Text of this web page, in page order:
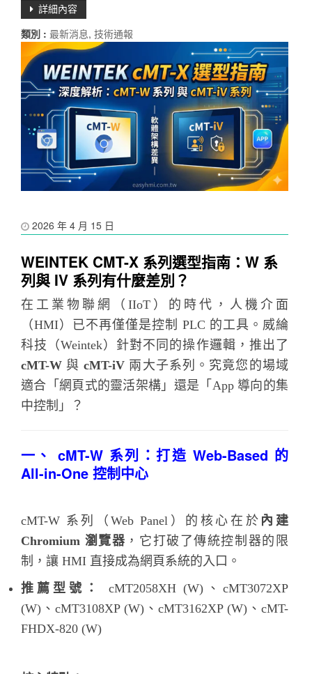
詳細內容
類別 : 最新消息, 技術通報
2026 年 4 月 15 日
WEINTEK CMT-X 系列選型指南：W 系
列與 IV 系列有什麼差別？
在工業物聯網（IIoT）的時代，人機介面
（HMI）已不再僅僅是控制 PLC 的工具。威綸
科技（Weintek）針對不同的操作邏輯，推出了
cMT-W 與cMT-iV 兩大子系列。究竟您的場域
適合「網頁式的靈活架構」還是「App 導向的集
中控制」？
一、 cMT-W 系列：打造 Web-Based 的
All-in-One 控制中心
cMT-W 系列（Web Panel）的核心在於 內建
Chromium 瀏覽器 ，它打破了傳統控制器的限
制，讓 HMI 直接成為網頁系統的入口。
推薦型號：
cMT2058XH (W)、cMT3072XP
(W)、cMT3108XP (W)、cMT3162XP (W)、cMT-
FHDX-820 (W)